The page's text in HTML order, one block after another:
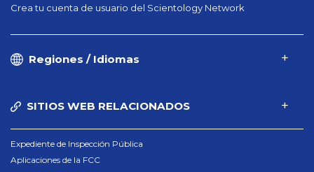
Crea tu cuenta de usuario del Scientology Network
Regiones / Idiomas
SITIOS WEB RELACIONADOS
Expediente de Inspección Pública
Aplicaciones de la FCC